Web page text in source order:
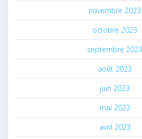
novembre 2023
octobre 2023
septembre 2023
août 2023
juin 2023
mai 2023
avril 2023